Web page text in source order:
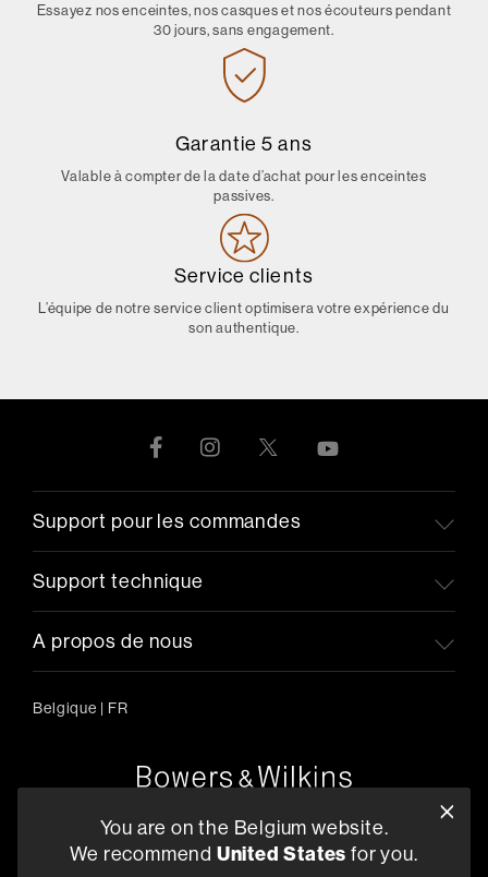
Essayez nos enceintes, nos casques et nos écouteurs pendant
30 jours, sans engagement.
Garantie 5 ans
Valable à compter de la date d’achat pour les enceintes
passives.
Service clients
L’équipe de notre service client optimisera votre expérience du
son authentique.
Support pour les commandes
Support technique
A propos de nous
Belgique | FR
+33 (1) 89 54 63 64
You are on the Belgium website.
We recommend United States for you.